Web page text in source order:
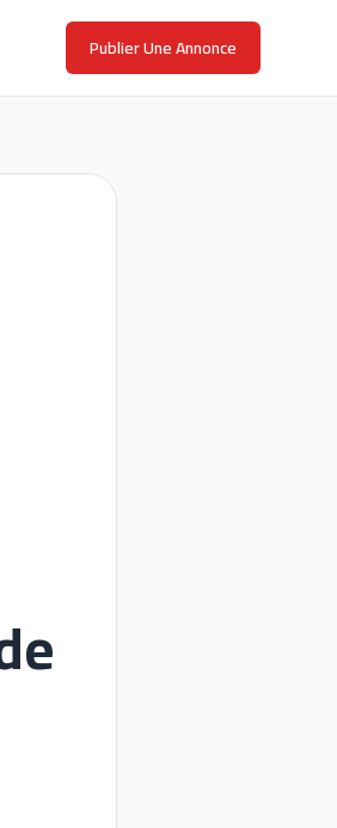
Publier Une Annonce